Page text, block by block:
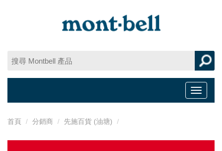
Toggle
首頁 分銷商 先施百貨 (油塘)